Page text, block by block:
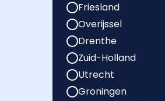
Friesland
Overijssel
Drenthe
Zuid-Holland
Utrecht
Groningen